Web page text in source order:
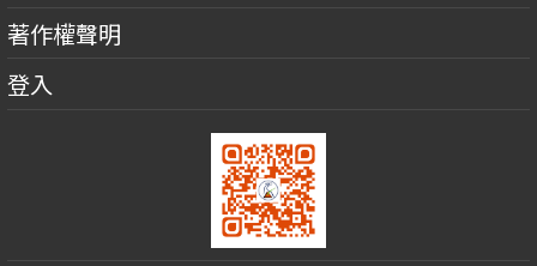
著作權聲明
登入